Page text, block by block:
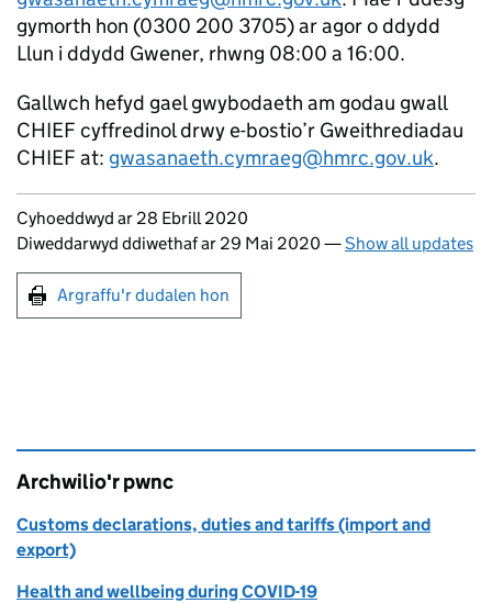
gymorth hon (0300 200 3705) ar agor o ddydd
Llun i ddydd Gwener, rhwng 08:00 a 16:00.
Gallwch hefyd gael gwybodaeth am godau gwall
CHIEF cyffredinol drwy e-bostio’r Gweithrediadau
CHIEF at: gwasanaeth.cymraeg@hmrc.gov.uk.
Updates to this page
Cyhoeddwyd ar 28 Ebrill 2020
Diweddarwyd ddiwethaf ar 29 Mai 2020 —Show all updates
Argraffu'r dudalen hon
Argraffu'r dudalen hon
Archwilio'r pwnc
Customs declarations, duties and tariffs (import and
export)
Health and wellbeing during COVID-19